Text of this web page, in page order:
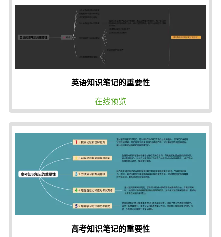
英语知识笔记的重要性
在线预览
高考知识笔记的重要性